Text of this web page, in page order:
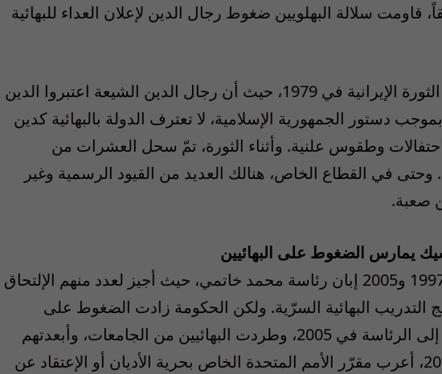
سلالة البهلويين ضغوط رجال الدين لإعلان العداء للبهائية
لكن تم اعتماد هذه السياسة بعد الثورة الإيرانية في 1979، حيث أن رجال الدين الشيعة اعتبروا الدين
دستور الجمهورية الإسلامية، لا تعترف الدولة بالبهائية كدين
وطقوس علنية. وأثناء الثورة، تمّ سحل العشرات من
وحتى في القطاع الخاص، هنالك العديد من القيود الرسمية وغير
صعبة.
يمارس الضغوط على البهائيين
عاش البهائيون فترة تسامح بين 1997 و2005 إبان رئاسة محمد خاتمي، حيث أجيز لعدد منهم الإلتحاق
التدريب البهائية السرّية. ولكن الحكومة زادت الضغوط على
البهائيين منذ وصول أحمدي نجاد إلى الرئاسة في 2005، وطردت البهائيين من الجامعات، وأبعدتهم
عن مراكز معيّنة. وفي مارس 2006، أعرب مقرّر الأمم المتحدة الخاص بحرية الأديان أو الإعتقاد عن